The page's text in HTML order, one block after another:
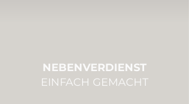
NEBENVERDIENST
EINFACH GEMACHT